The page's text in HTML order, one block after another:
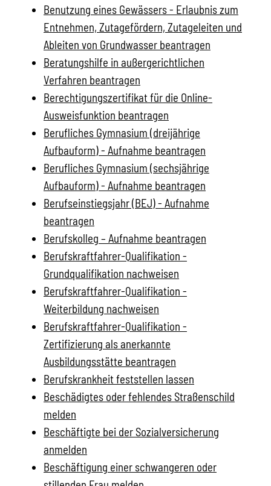
Benutzung eines Gewässers - Erlaubnis zum
Entnehmen, Zutagefördern, Zutageleiten und
Ableiten von Grundwasser beantragen
Beratungshilfe in außergerichtlichen
Verfahren beantragen
Berechtigungszertifikat für die Online-
Ausweisfunktion beantragen
Berufliches Gymnasium (dreijährige
Aufbauform) - Aufnahme beantragen
Berufliches Gymnasium (sechsjährige
Aufbauform) - Aufnahme beantragen
Berufseinstiegsjahr (BEJ) - Aufnahme
beantragen
Berufskolleg – Aufnahme beantragen
Berufskraftfahrer-Qualifikation -
Grundqualifikation nachweisen
Berufskraftfahrer-Qualifikation -
Weiterbildung nachweisen
Berufskraftfahrer-Qualifikation -
Zertifizierung als anerkannte
Ausbildungsstätte beantragen
Berufskrankheit feststellen lassen
Beschädigtes oder fehlendes Straßenschild
melden
Beschäftigte bei der Sozialversicherung
anmelden
Beschäftigung einer schwangeren oder